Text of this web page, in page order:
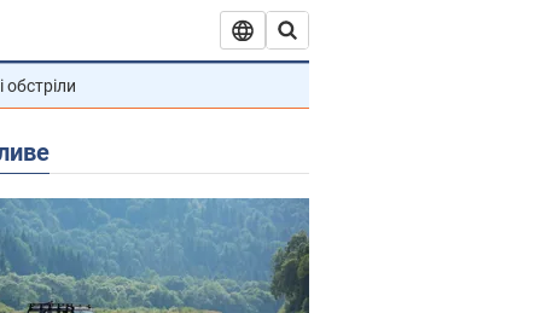
обстріли